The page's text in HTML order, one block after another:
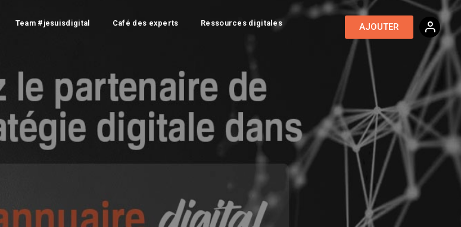
Team #jesuisdigital Café des experts
Ressources digitales
AJOUTER